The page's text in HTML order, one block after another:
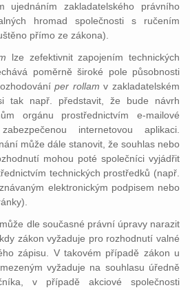
ujednáním zakladatelského právního
hromad společnosti s ručením
přímo ze zákona).
lze zefektivnit zapojením technických
poměrně široké pole působnosti
per rollam v zakladatelském
tak např. představit, že bude návrh
orgánu prostřednictvím e-mailové
internetovou aplikaci.
může dále stanovit, že souhlas nebo
mohou poté společníci vyjádřit
technických prostředků (např.
elektronickým podpisem nebo
může dle současné právní úpravy narazit
zákon vyžaduje pro rozhodnutí valné
zápisu. V takovém případě zákon u
vyžaduje na souhlasu úředně
v případě akciové společnosti